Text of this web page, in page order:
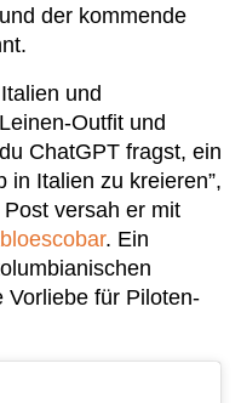
der kommende
und
Outfit und
ChatGPT fragst, ein
in Italien zu kreieren”,
versah er mit
. Ein
Vorliebe für Piloten-